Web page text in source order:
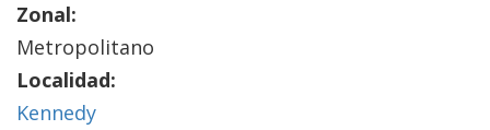
Zonal:
Metropolitano
Localidad:
Kennedy